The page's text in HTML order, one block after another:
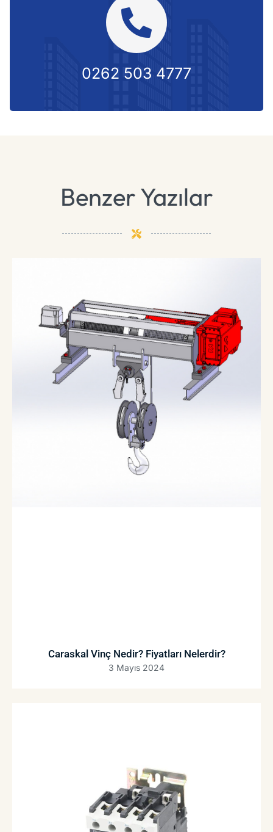
0262 503 4777
Benzer Yazılar
Caraskal Vinç Nedir? Fiyatları Nelerdir?
3 Mayıs 2024